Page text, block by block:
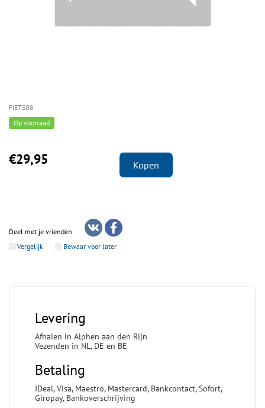
FIETS08
Op voorraad
€29,95 Kopen
Deel met je vrienden
Vergelijk
Bewaar voor later
Levering
Afhalen in Alphen aan den Rijn
Vezenden in NL, DE en BE
Betaling
IDeal, Visa, Maestro, Mastercard, Bankcontact, Sofort,
Giropay, Bankoverschrijving